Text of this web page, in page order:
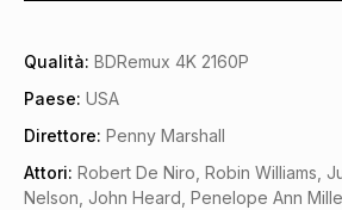
Qualità: BDRemux 4K 2160P
Paese: USA
Direttore: Penny Marshall
Attori: Robert De Niro, Robin Williams,
Nelson, John Heard, Penelope Ann